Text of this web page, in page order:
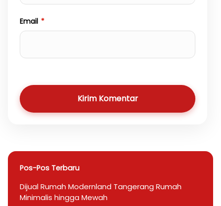
Email *
Kirim Komentar
Pos-Pos Terbaru
Dijual Rumah Modernland Tangerang Rumah
Minimalis hingga Mewah